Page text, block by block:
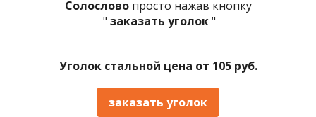
Солослово просто нажав кнопку
" заказать уголок"
Уголок стальной цена от 105 руб.
заказать уголок